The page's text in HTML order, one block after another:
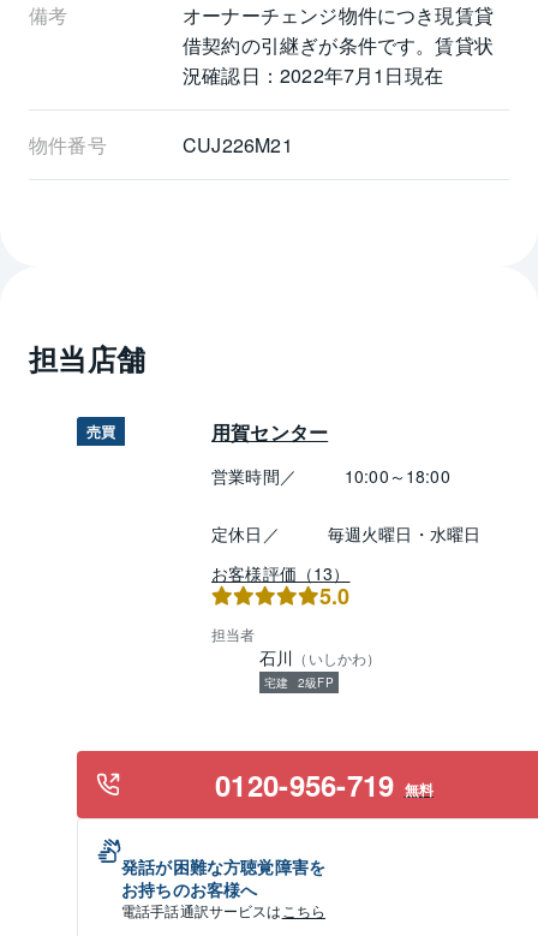
備考
オーナーチェンジ物件につき現賃貸
借契約の引継ぎが条件です。賃貸状
況確認日：2022年7月1日現在
物件番号 CUJ226M21
担当店舗
売買 用賀センター
営業時間／ 10:00～18:00
定休日／
毎週火曜日・水曜日
お客様評価（13）
5.0
担当者
石川 （ いしかわ）
宅建 2級FP
0120-956-719 無料
発話が困難な方聴覚障害を
お持ちのお客様へ
電話手話通訳サービスは こちら